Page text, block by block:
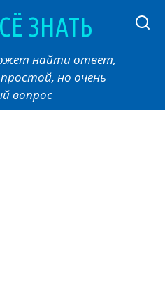
ЗНАТЬ
найти ответ,
но очень
вопрос